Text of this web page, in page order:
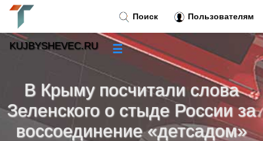
В Крыму посчитали слова
Зеленского о стыде России за
воссоединение «детсадом»
Поиск Пользователям
KUJBYSHEVEC.RU ☰
Новости»
Тренды новостей »
Рубрики»